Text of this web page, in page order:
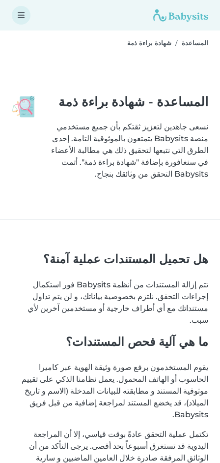
المساعدة شهادة براءة ذمة
المساعدة - شهادة براءة ذمة
نسعى جاهدين لتعزيز ثقتكم بأن جميع مستخدمي
منصة Babysits يتمتعون بالموثوقية التامة. إحدى
الطرق التي نتبعها لتحقيق ذلك هي مطالبة الأعضاء
في سنغافورة بإضافة "شهادة براءة ذمة". أتمت
Babysits التحقق من وثائقك بنجاح.
هل تحميل المستندات عملية آمنة؟
تتم إزالة المستندات من أنظمة Babysits فور استكمال
إجراءات التحقق. نلتزم بخصوصية بياناتك، و لن يتم تداول
مستنداتك مع أي أطراف خارجية أو مستخدمين آخرين لأي
سبب.
ما هي آلية فحص المستندات؟
يقوم المستخدمون برفع صورة وثيقة الهوية عبر كاميرا
الحاسوب أو الهاتف المحمول. يعمل نظامنا الذكي على تقييم
موثوقية المستند و مطابقته للبيانات المدخلة (الاسم و تاريخ
الميلاد)، قد يخضع المستند لمراجعة إضافية من قبل فريق
Babysits.
تكتمل عملية التحقق عادةً بوقت قياسي، إلا أن المراجعة
اليدوية قد تستغرق أسبوعاً بحد أقصى. يرجى التأكد من أن
الوثائق المرفقة صادرة خلال العامين الماضيين و سارية